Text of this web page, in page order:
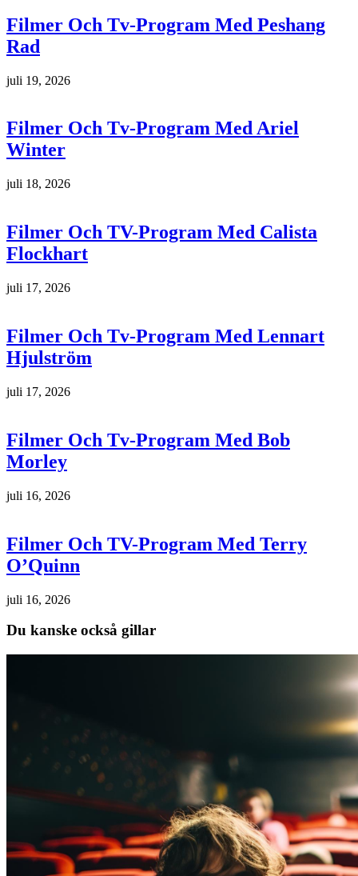
Filmer Och Tv-Program Med Peshang
Rad
juli 19, 2026
Filmer Och Tv-Program Med Ariel
Winter
juli 18, 2026
Filmer Och TV-Program Med Calista
Flockhart
juli 17, 2026
Filmer Och Tv-Program Med Lennart
Hjulström
juli 17, 2026
Filmer Och Tv-Program Med Bob
Morley
juli 16, 2026
Filmer Och TV-Program Med Terry
O’Quinn
juli 16, 2026
Du kanske också gillar